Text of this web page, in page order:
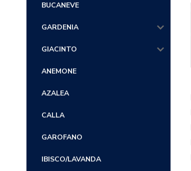
BUCANEVE
GARDENIA
GIACINTO
ANEMONE
AZALEA
CALLA
GAROFANO
IBISCO/LAVANDA